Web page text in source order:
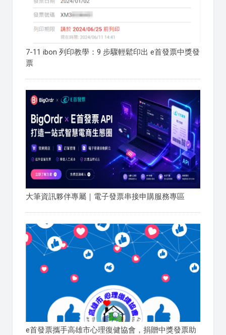
7-11 ibon 列印教學：9 步驟輕鬆印出 e首發票中獎發
票
大筆資訊夥伴專屬｜電子發票串接申購服務專區
e首發票攜手高雄市心理復健協會，捐贈中獎發票助